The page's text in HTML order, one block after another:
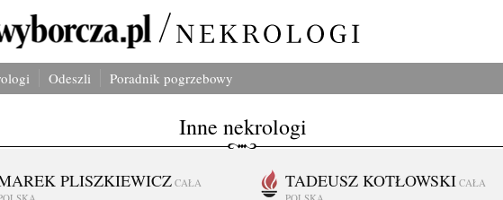
Odeszli Poradnik pogrzebowy
Inne nekrologi
PLISZKIEWICZ CAŁA
TADEUSZ KOTŁOWSKI CAŁA